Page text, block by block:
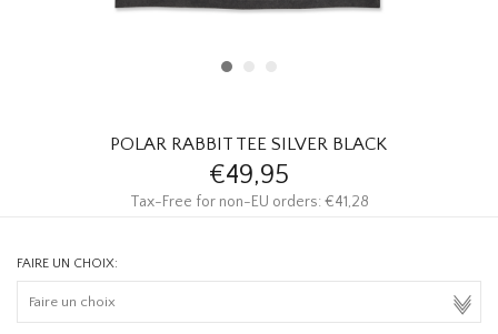
POLAR RABBIT TEE SILVER BLACK
€49,95
Tax-Free for non-EU orders: €41,28
FAIRE UN CHOIX: